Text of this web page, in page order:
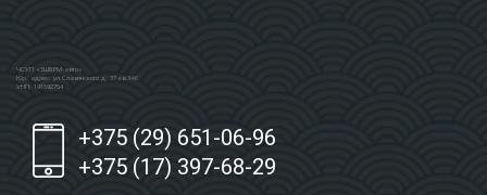
ЧСУП «ЗШБРМ-авто»
Юр. адрес: ул.Славинского д. 37 кв.346
УНП: 191592754
+375 (29) 651-06-96
+375 (17) 397-68-29